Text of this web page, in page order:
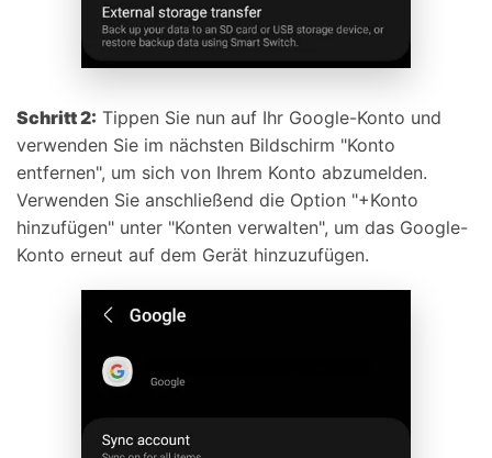
Schritt 2: Tippen Sie nun auf Ihr Google-Konto und
verwenden Sie im nächsten Bildschirm "Konto
entfernen", um sich von Ihrem Konto abzumelden.
Verwenden Sie anschließend die Option "+Konto
hinzufügen" unter "Konten verwalten", um das Google-
Konto erneut auf dem Gerät hinzuzufügen.